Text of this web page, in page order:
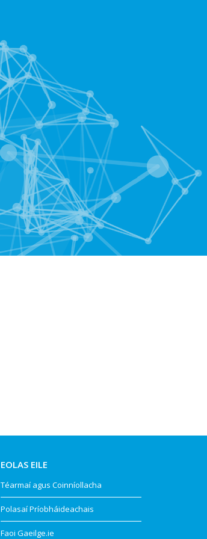
EOLAS EILE
Téarmaí agus Coinníollacha
Polasaí Príobháideachais
Faoi Gaeilge.ie